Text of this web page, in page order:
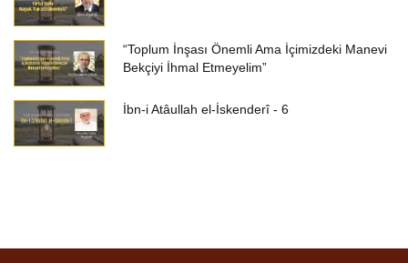
“Toplum İnşası Önemli Ama İçimizdeki Manevi
Bekçiyi İhmal Etmeyelim”
İbn-i Atâullah el-İskenderî - 6